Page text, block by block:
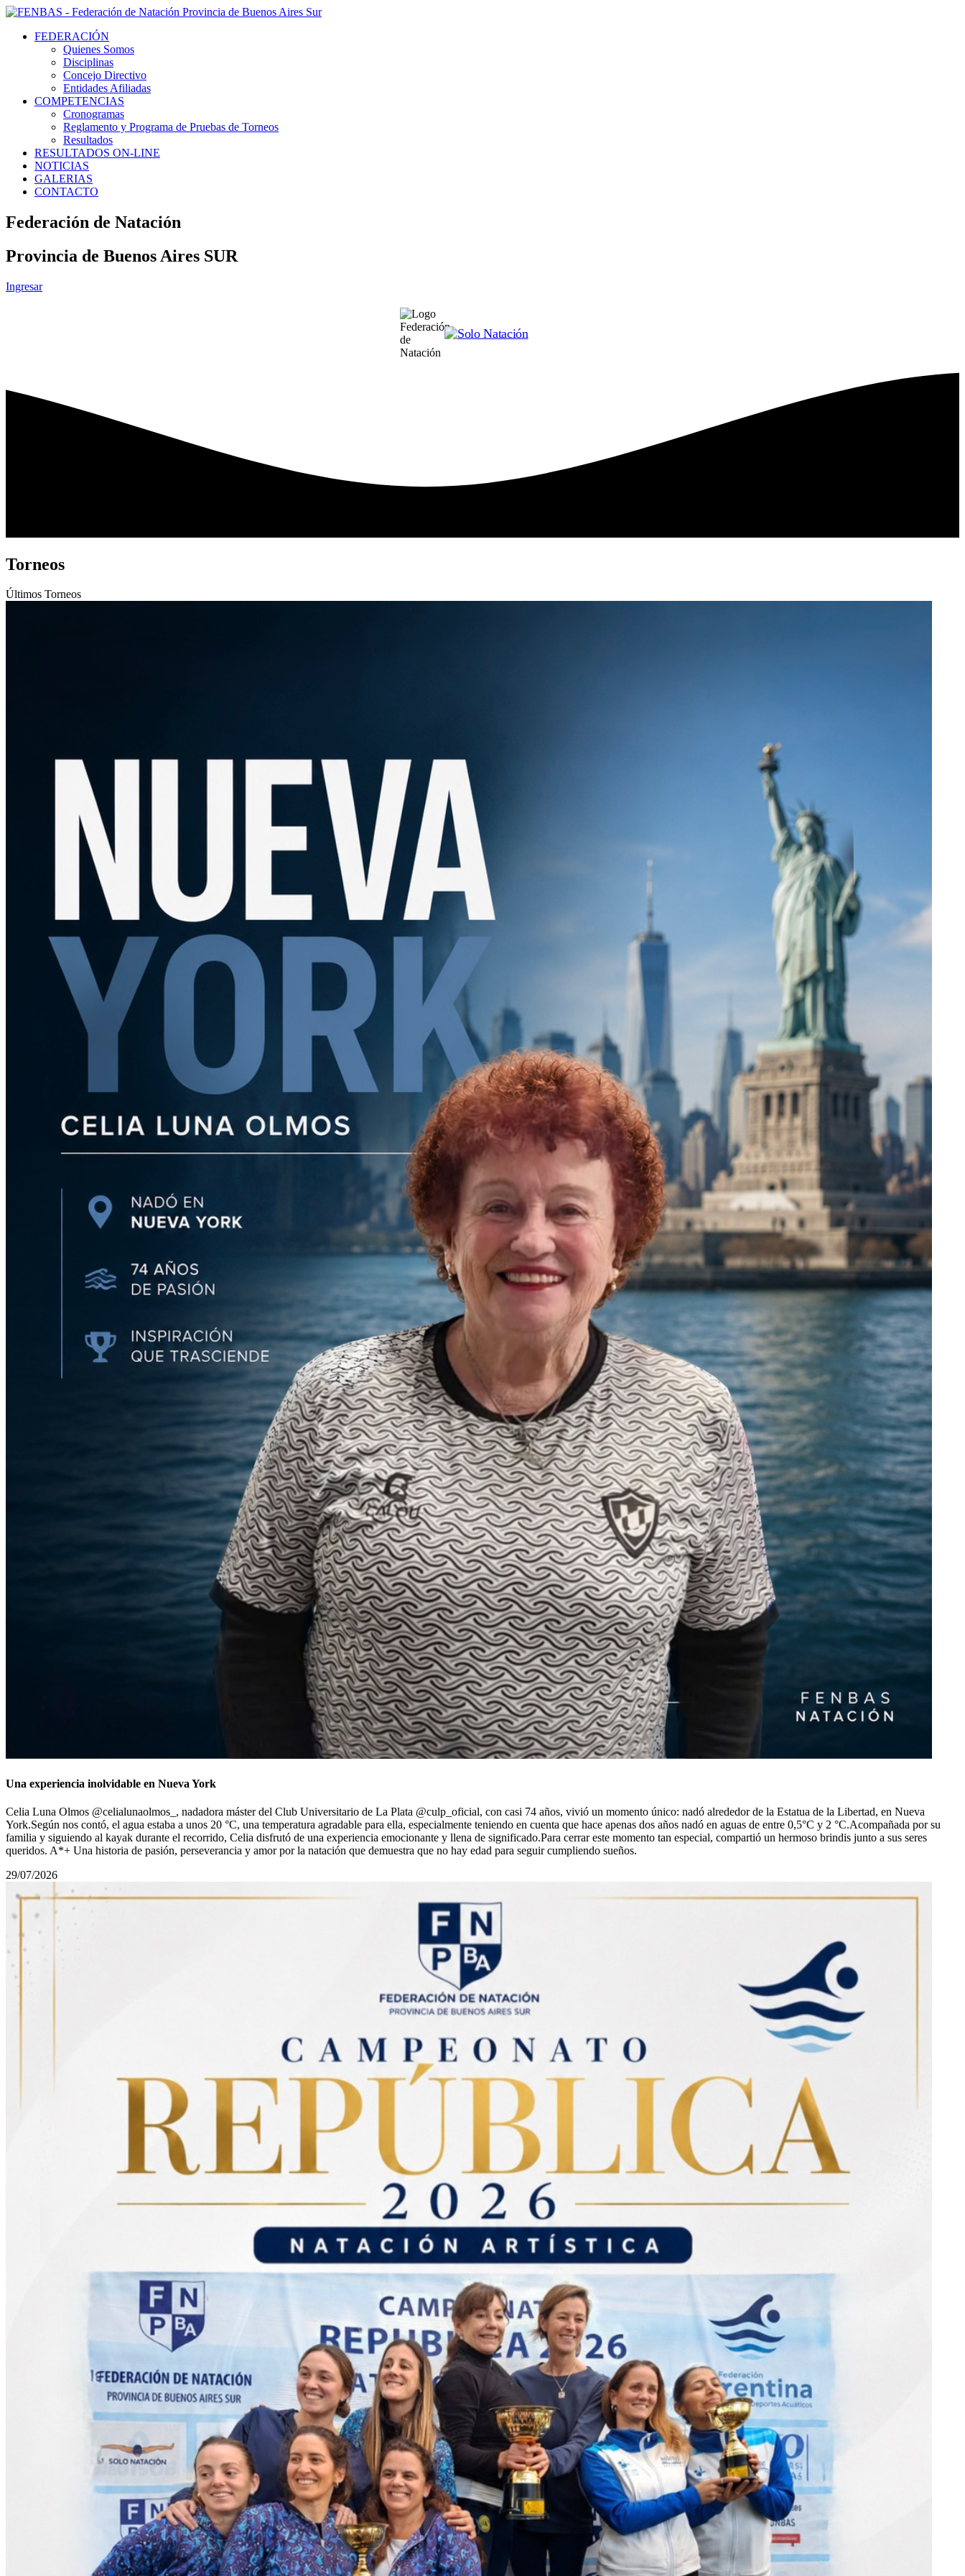
FEDERACIÓN
Quienes Somos
Disciplinas
Concejo Directivo
Entidades Afiliadas
COMPETENCIAS
Cronogramas
Reglamento y Programa de Pruebas de Torneos
Resultados
RESULTADOS ON-LINE
NOTICIAS
GALERIAS
CONTACTO
Federación de Natación
Provincia de Buenos Aires SUR
Ingresar
Torneos
Últimos Torneos
Una experiencia inolvidable en Nueva York
Celia Luna Olmos @celialunaolmos_, nadadora máster del Club Universitario de La Plata @culp_oficial, con casi 74 años, vivió un momento único: nadó alrededor de la Estatua de la Libertad, en Nueva
York.Según nos contó, el agua estaba a unos 20 °C, una temperatura agradable para ella, especialmente teniendo en cuenta que hace apenas dos años nadó en aguas de entre 0,5°С y 2 °C.Acompañada por su
familia y siguiendo al kayak durante el recorrido, Celia disfrutó de una experiencia emocionante y llena de significado.Para cerrar este momento tan especial, compartió un hermoso brindis junto a sus seres
queridos. A*+ Una historia de pasión, perseverancia y amor por la natación que demuestra que no hay edad para seguir cumpliendo sueños.
29/07/2026